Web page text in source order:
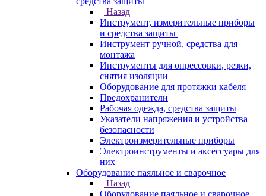
Назад
Инструмент, измерительные приборы
и средства защиты
Инструмент ручной, средства для
монтажа
Инструменты для опрессовки, резки,
снятия изоляции
Оборудование для протяжки кабеля
Предохранители
Рабочая одежда, средства защиты
Указатели напряжения и устройства
безопасности
Электроизмерительные приборы
Электроинструменты и аксессуары для
них
Оборудование паяльное и сварочное
Назад
Оборудование паяльное и сварочное